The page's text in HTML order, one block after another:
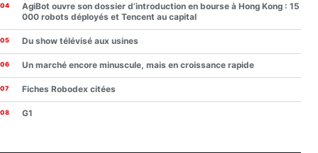
AgiBot ouvre son dossier d’introduction en bourse à Hong Kong : 15
000 robots déployés et Tencent au capital
Du show télévisé aux usines
Un marché encore minuscule, mais en croissance rapide
Fiches Robodex citées
G1